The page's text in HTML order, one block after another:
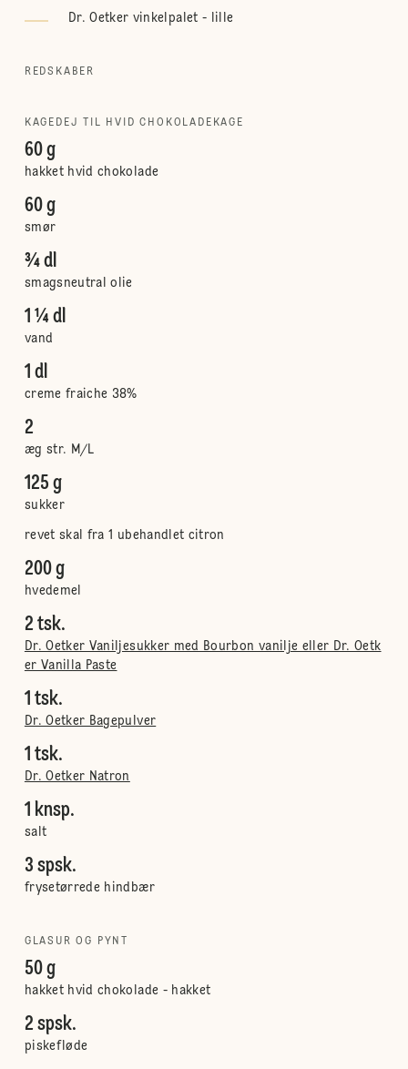
Dr. Oetker vinkelpalet - lille
REDSKABER
KAGEDEJ TIL HVID CHOKOLADEKAGE
60 g
hakket hvid chokolade
60 g
smør
¾ dl
smagsneutral olie
1 ¼ dl
vand
1 dl
creme fraiche 38%
2
æg str. M/L
125 g
sukker
revet skal fra 1 ubehandlet citron
200 g
hvedemel
2 tsk.
Dr. Oetker Vaniljesukker med Bourbon vanilje eller Dr. Oetk
er Vanilla Paste
1 tsk.
Dr. Oetker Bagepulver
1 tsk.
Dr. Oetker Natron
1 knsp.
salt
3 spsk.
frysetørrede hindbær
GLASUR OG PYNT
50 g
hakket hvid chokolade - hakket
2 spsk.
piskefløde